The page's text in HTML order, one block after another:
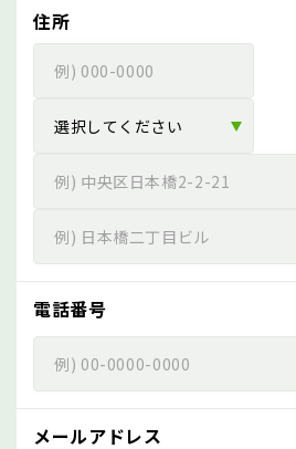
住所
電話番号
メールアドレス